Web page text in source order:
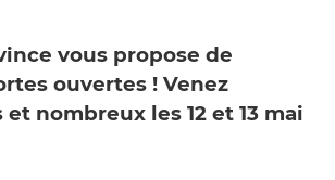
vous propose de
ouvertes ! Venez
nombreux les 12 et 13 mai